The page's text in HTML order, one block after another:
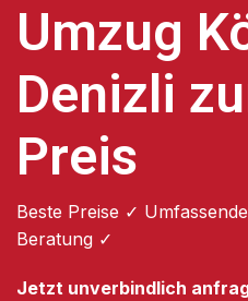
Umzug
Denizli
Preis
Beste Preise ✓
Beratung ✓
Jetzt unverbindlich